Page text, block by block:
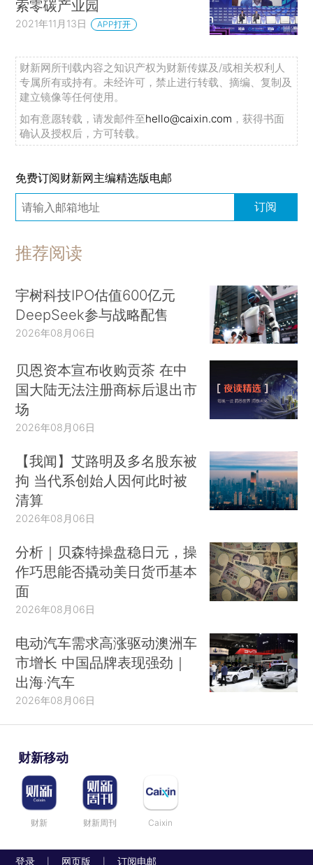
索零碳产业园
2021年11月13日 APP打开
财新网所刊载内容之知识产权为财新传媒及/或相关权利人
专属所有或持有。未经许可，禁止进行转载、摘编、复制及
建立镜像等任何使用。
如有意愿转载，请发邮件至hello@caixin.com ，获得书面
确认及授权后，方可转载。
免费订阅财新网主编精选版电邮
订阅
推荐阅读
宇树科技IPO估值600亿元
DeepSeek参与战略配售
2026年08月06日
贝恩资本宣布收购贡茶 在中
国大陆无法注册商标后退出市
场
2026年08月06日
【我闻】艾路明及多名股东被
拘 当代系创始人因何此时被
清算
2026年08月06日
分析｜贝森特操盘稳日元，操
作巧思能否撬动美日货币基本
面
2026年08月06日
电动汽车需求高涨驱动澳洲车
市增长 中国品牌表现强劲｜
出海·汽车
2026年08月06日
财新移动
财新 财新周刊 Caixin
登录 网页版 订阅电邮